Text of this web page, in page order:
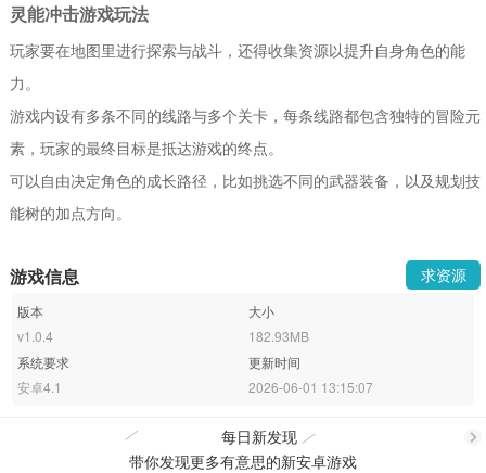
灵能冲击游戏玩法
玩家要在地图里进行探索与战斗，还得收集资源以提升自身角色的能
力。
游戏内设有多条不同的线路与多个关卡，每条线路都包含独特的冒险元
素，玩家的最终目标是抵达游戏的终点。
可以自由决定角色的成长路径，比如挑选不同的武器装备，以及规划技
能树的加点方向。
游戏信息 求资源
版本
v1.0.4
大小
182.93MB
系统要求
安卓4.1
更新时间
2026-06-01 13:15:07
每日新发现
带你发现更多有意思的新安卓游戏